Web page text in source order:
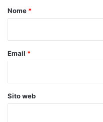
o
Nome *
Email *
Sito web